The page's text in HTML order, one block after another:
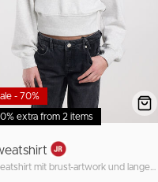
extra from 2 items
- 70%